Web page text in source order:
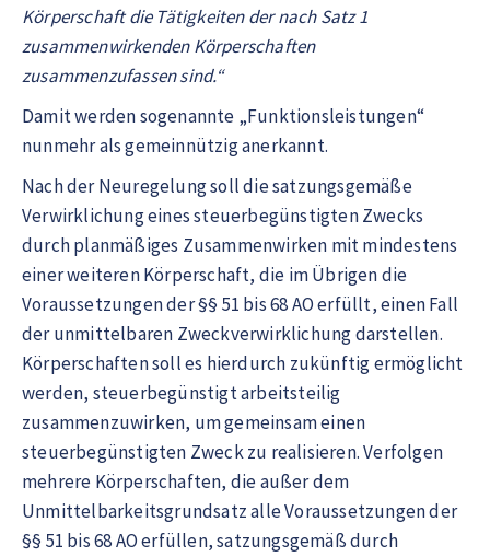
Körperschaft die Tätigkeiten der nach Satz 1
zusammenwirkenden Körperschaften
zusammenzufassen sind.“
Damit werden sogenannte „Funktionsleistungen“
nunmehr als gemeinnützig anerkannt.
Nach der Neuregelung soll die satzungsgemäße
Verwirklichung eines steuerbegünstigten Zwecks
durch planmäßiges Zusammenwirken mit mindestens
einer weiteren Körperschaft, die im Übrigen die
Voraussetzungen der §§ 51 bis 68 AO erfüllt, einen Fall
der unmittelbaren Zweckverwirklichung darstellen.
Körperschaften soll es hierdurch zukünftig ermöglicht
werden, steuerbegünstigt arbeitsteilig
zusammenzuwirken, um gemeinsam einen
steuerbegünstigten Zweck zu realisieren. Verfolgen
mehrere Körperschaften, die außer dem
Unmittelbarkeitsgrundsatz alle Voraussetzungen der
§§ 51 bis 68 AO erfüllen, satzungsgemäß durch